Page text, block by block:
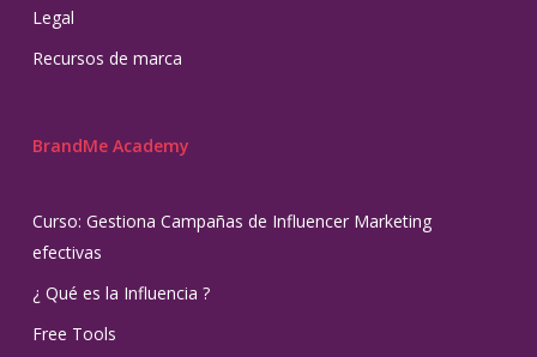
Legal
Recursos de marca
BrandMe Academy
Curso: Gestiona Campañas de Influencer Marketing
efectivas
¿ Qué es la Influencia ?
Free Tools